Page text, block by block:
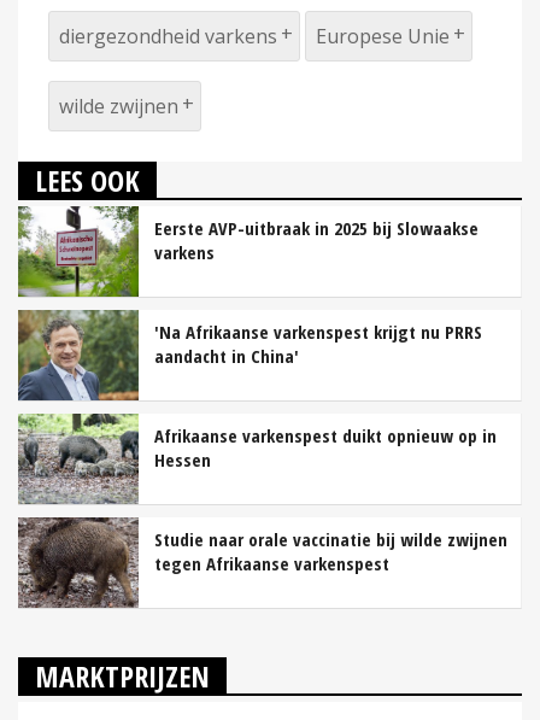
diergezondheid varkens Europese Unie
wilde zwijnen
LEES OOK
Eerste AVP-uitbraak in 2025 bij Slowaakse
varkens
'Na Afrikaanse varkenspest krijgt nu PRRS
aandacht in China'
Afrikaanse varkenspest duikt opnieuw op in
Hessen
Studie naar orale vaccinatie bij wilde zwijnen
tegen Afrikaanse varkenspest
MARKTPRIJZEN